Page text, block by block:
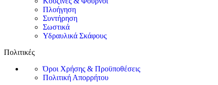
Πλοήγηση
Συντήρηση
Σωστικά
Υδραυλικά Σκάφους
Πολιτικές
Όροι Χρήσης & Προϋποθέσεις
Πολιτική Απορρήτου